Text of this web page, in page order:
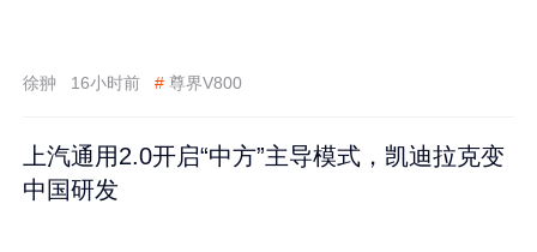
徐翀 16小时前 # 尊界V800
上汽通用2.0开启“中方”主导模式，凯迪拉克变
中国研发